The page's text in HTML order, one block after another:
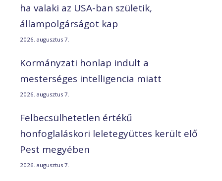
ha valaki az USA-ban születik,
állampolgárságot kap
2026. augusztus 7.
Kormányzati honlap indult a
mesterséges intelligencia miatt
2026. augusztus 7.
Felbecsülhetetlen értékű
honfoglaláskori leletegyüttes került elő
Pest megyében
2026. augusztus 7.